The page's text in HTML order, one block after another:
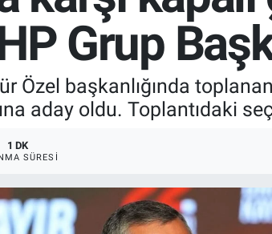
Grup
Özel başkanlığında
aday oldu. Toplantıdaki
1 DK
SÜRESI